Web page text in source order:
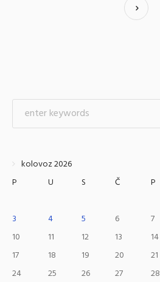
kolovoz 2026
P
U S Č P
3
4 5 6 7
10
11 12 13 14
17
18 19 20 21
24
25 26 27 28